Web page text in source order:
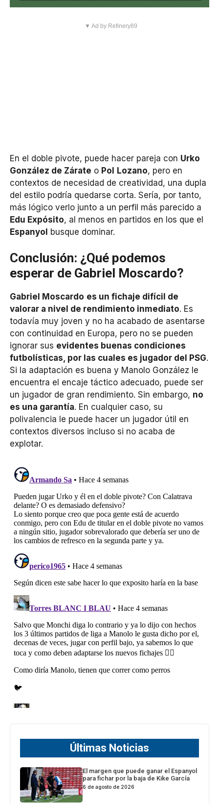
▼ Ad by Refinery89
En el doble pivote, puede hacer pareja con Urko
González de Zárate o Pol Lozano, pero en
contextos de necesidad de creatividad, una dupla
del estilo podría quedarse corta. Sería, por tanto,
más lógico verlo junto a un perfil más parecido a
Edu Expósito, al menos en partidos en los que el
Espanyol busque dominar.
Conclusión: ¿Qué podemos
esperar de Gabriel Moscardo?
Gabriel Moscardo es un fichaje difícil de
valorar a nivel de rendimiento inmediato. Es
todavía muy joven y no ha acabado de asentarse
con continuidad en Europa, pero no se pueden
ignorar sus evidentes buenas condiciones
futbolísticas, por las cuales es jugador del PSG.
Si la adaptación es buena y Manolo González le
encuentra el encaje táctico adecuado, puede ser
un jugador de gran rendimiento. Sin embargo, no
es una garantía. En cualquier caso, su
polivalencia le puede hacer un jugador útil en
contextos diversos incluso si no acaba de
explotar.
Últimas Noticias
El margen que puede ganar el Espanyol
para fichar por la baja de Kike García
6 de agosto de 2026